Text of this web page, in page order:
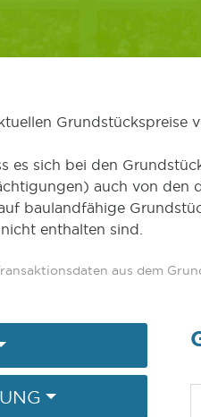
Grundstückspreise
es sich bei den
auch von den
baulandfähige
enthalten sind.
aus dem